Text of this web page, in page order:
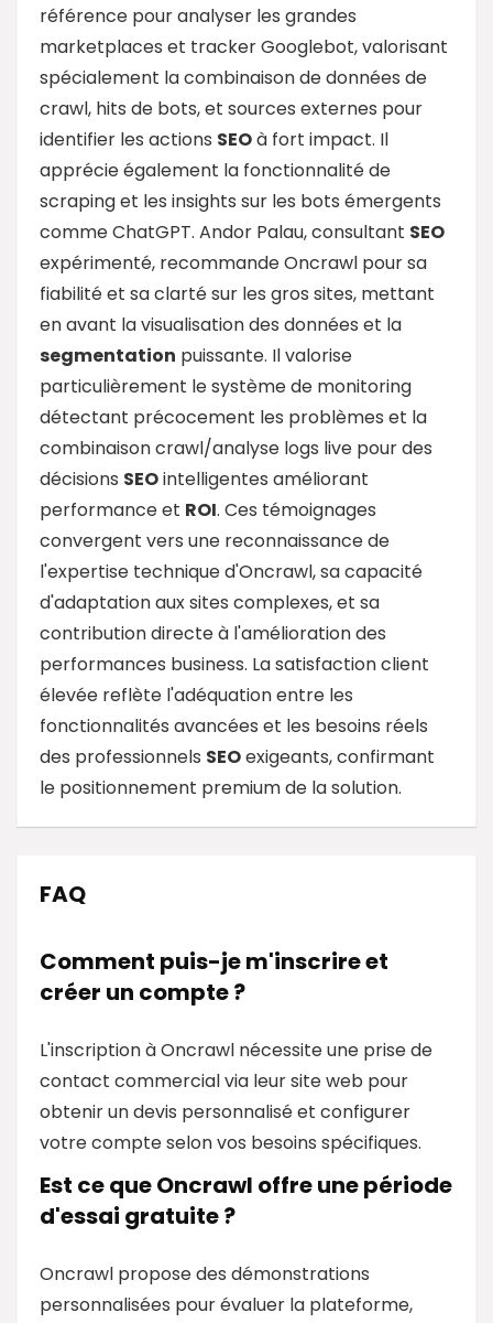
référence pour analyser les grandes
marketplaces et tracker Googlebot, valorisant
spécialement la combinaison de données de
crawl, hits de bots, et sources externes pour
identifier les actions SEOà fort impact. Il
apprécie également la fonctionnalité de
scraping et les insights sur les bots émergents
comme ChatGPT. Andor Palau, consultant SEO
expérimenté, recommande Oncrawl pour sa
fiabilité et sa clarté sur les gros sites, mettant
en avant la visualisation des données et la
segmentation puissante. Il valorise
particulièrement le système de monitoring
détectant précocement les problèmes et la
combinaison crawl/analyse logs live pour des
décisions SEOintelligentes améliorant
performance et ROI. Ces témoignages
convergent vers une reconnaissance de
l'expertise technique d'Oncrawl, sa capacité
d'adaptation aux sites complexes, et sa
contribution directe à l'amélioration des
performances business. La satisfaction client
élevée reflète l'adéquation entre les
fonctionnalités avancées et les besoins réels
des professionnels SEOexigeants, confirmant
le positionnement premium de la solution.
FAQ
Comment puis-je m'inscrire et
créer un compte ?
L'inscription à Oncrawl nécessite une prise de
contact commercial via leur site web pour
obtenir un devis personnalisé et configurer
votre compte selon vos besoins spécifiques.
Est ce que Oncrawl offre une période
d'essai gratuite ?
Oncrawl propose des démonstrations
personnalisées pour évaluer la plateforme,